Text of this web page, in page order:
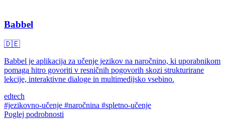
Babbel
🇩🇪
Babbel je aplikacija za učenje jezikov na naročnino, ki uporabnikom
pomaga hitro govoriti v resničnih pogovorih skozi strukturirane
lekcije, interaktivne dialoge in multimedijsko vsebino.
edtech
#jezikovno-učenje #naročnina #spletno-učenje
Poglej podrobnosti